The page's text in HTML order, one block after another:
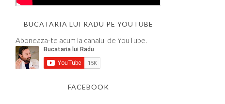
BUCATARIA LUI RADU PE YOUTUBE
Aboneaza-te acum la canalul de YouTube.
FACEBOOK